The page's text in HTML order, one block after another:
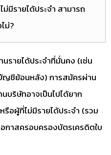
มีรายได้ประจำ สามารถ
ม่?
รายได้ประจำที่มั่นคง (เช่น
ญชีย้อนหลัง) การสมัครผ่าน
ริษัทอาจเป็นไปได้ยาก
อผู้ที่ไม่มีรายได้ประจำ (รวม
าสครอบครองบัตรเครดิตใบ